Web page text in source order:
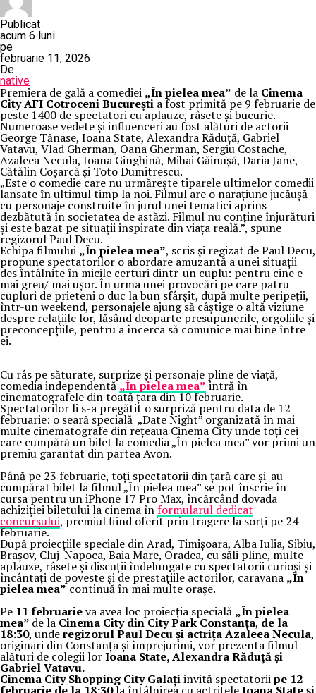
Publicat
acum 6 luni
pe
februarie 11, 2026
De
native
Premiera de gală a comediei „În pielea mea” de la Cinema
City AFI Cotroceni București a fost primită pe 9 februarie de
peste 1400 de spectatori cu aplauze, râsete și bucurie.
Numeroase vedete și influenceri au fost alături de actorii
George Tănase, Ioana State, Alexandra Răduță, Gabriel
Vatavu, Vlad Gherman, Oana Gherman, Sergiu Costache,
Azaleea Necula, Ioana Ginghină, Mihai Găinușă, Daria Jane,
Cătălin Coșarcă și Toto Dumitrescu.
„Este o comedie care nu urmărește tiparele ultimelor comedii
lansate în ultimul timp la noi. Filmul are o narațiune jucăușă
cu personaje construite în jurul unei tematici aprins
dezbătută în societatea de astăzi. Filmul nu conține înjurături
și este bazat pe situații inspirate din viața reală.”, spune
regizorul Paul Decu.
Echipa filmului „În pielea mea”, scris și regizat de Paul Decu,
propune spectatorilor o abordare amuzantă a unei situații
des întâlnite în micile certuri dintr-un cuplu: pentru cine e
mai greu/ mai ușor. În urma unei provocări pe care patru
cupluri de prieteni o duc la bun sfârșit, după multe peripeții,
într-un weekend, personajele ajung să câștige o altă viziune
despre relațiile lor, lăsând deoparte presupunerile, orgoliile și
preconcepțiile, pentru a încerca să comunice mai bine între
ei.
Cu râs pe săturate, surprize și personaje pline de viață,
comedia independentă„În pielea mea”intră în
cinematografele din toată țara din 10 februarie.
Spectatorilor li s-a pregătit o surpriză pentru data de 12
februarie: o seară specială „Date Night” organizată în mai
multe cinematografe din rețeaua Cinema City unde toți cei
care cumpără un bilet la comedia „În pielea mea” vor primi un
premiu garantat din partea Avon.
Până pe 23 februarie, toți spectatorii din țară care și-au
cumpărat bilet la filmul „În pielea mea” se pot înscrie în
cursa pentru un iPhone 17 Pro Max, încărcând dovada
achiziției biletului la cinema înformularul dedicat
concursului, premiul fiind oferit prin tragere la sorți pe 24
februarie.
După proiecțiile speciale din Arad, Timișoara, Alba Iulia, Sibiu,
Brașov, Cluj-Napoca, Baia Mare, Oradea, cu săli pline, multe
aplauze, râsete și discuții îndelungate cu spectatorii curioși și
încântați de poveste și de prestațiile actorilor, caravana „În
pielea mea”continuă în mai multe orașe.
Pe 11 februarieva avea loc proiecția specială „În pielea
mea” de la Cinema City din City Park Constanța,de la
18:30, underegizorul Paul Decu și actrița Azaleea Necula,
originari din Constanța și împrejurimi, vor prezenta filmul
alături de colegii lorIoana State, Alexandra Răduță și
Gabriel Vatavu.
Cinema City Shopping City Galațiinvită spectatoriipe 12